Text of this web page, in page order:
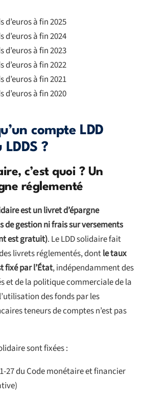
d’euros à fin 2025
d’euros à fin 2024
d’euros à fin 2023
d’euros à fin 2022
d’euros à fin 2021
d’euros à fin 2020
compte LDD
?
c’est quoi ? Un
réglementé
est un livret d’épargne
de gestion ni frais sur versements
est gratuit). Le LDD solidaire fait
livrets réglementés, dontle taux
fixé par l’État, indépendamment des
et de la politique commerciale de la
des fonds par les
teneurs de comptes n’est pas
sont fixées :
27 du Code monétaire et financier